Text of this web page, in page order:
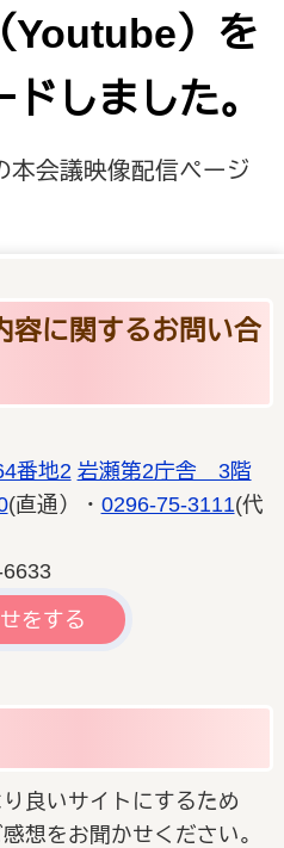
Youtube）を
しました。
本会議映像配信ページ
容に関するお問い合
番地2 岩瀬第2庁舎 3階
(直通）・ 0296-75-3111(代
をする
良いサイトにするため
想をお聞かせください。